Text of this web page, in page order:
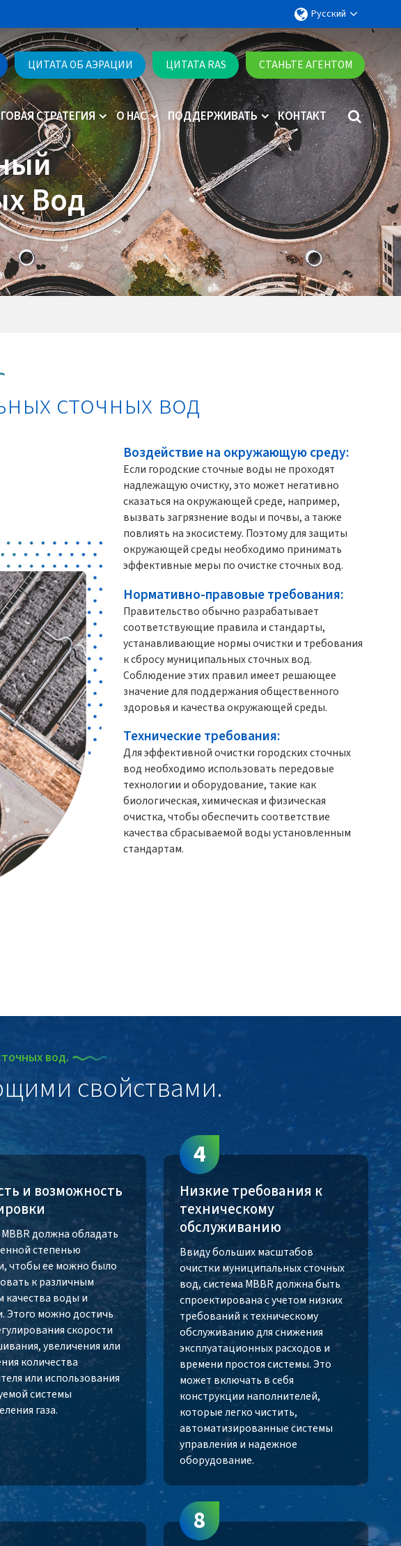
Русский
ЦИТАТА ОБ АЭРАЦИИ ЦИТАТА RAS СТАНЬТЕ АГЕНТОМ
СТРАТЕГИЯ О НАС ПОДДЕРЖИВАТЬ КОНТАКТ
Вод
сточных вод
Воздействие на окружающую среду:
Если городские сточные воды не проходят
надлежащую очистку, это может негативно
сказаться на окружающей среде, например,
вызвать загрязнение воды и почвы, а также
повлиять на экосистему. Поэтому для защиты
окружающей среды необходимо принимать
эффективные меры по очистке сточных вод.
Нормативно-правовые требования:
Правительство обычно разрабатывает
соответствующие правила и стандарты,
устанавливающие нормы очистки и требования
к сбросу муниципальных сточных вод.
Соблюдение этих правил имеет решающее
значение для поддержания общественного
здоровья и качества окружающей среды.
Технические требования:
Для эффективной очистки городских сточных
вод необходимо использовать передовые
технологии и оборудование, такие как
биологическая, химическая и физическая
очистка, чтобы обеспечить соответствие
качества сбрасываемой воды установленным
стандартам.
вод.
свойствами.
и возможность
должна обладать
степенью
чтобы ее можно было
к различным
качества воды и
Этого можно достичь
скорости
увеличения или
количества
или использования
системы
газа.
4
Низкие требования к
техническому
обслуживанию
Ввиду больших масштабов
очистки муниципальных сточных
вод, система MBBR должна быть
спроектирована с учетом низких
требований к техническому
обслуживанию для снижения
эксплуатационных расходов и
времени простоя системы. Это
может включать в себя
конструкции наполнителей,
которые легко чистить,
автоматизированные системы
управления и надежное
оборудование.
8